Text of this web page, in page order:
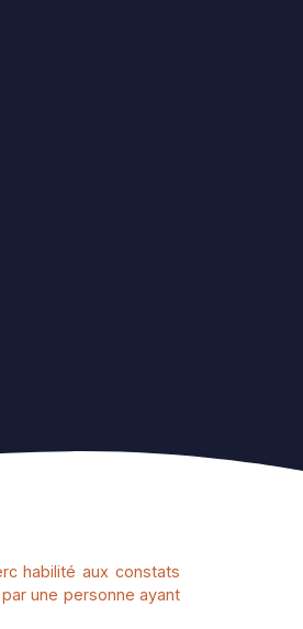
habilité aux constats
une personne ayant